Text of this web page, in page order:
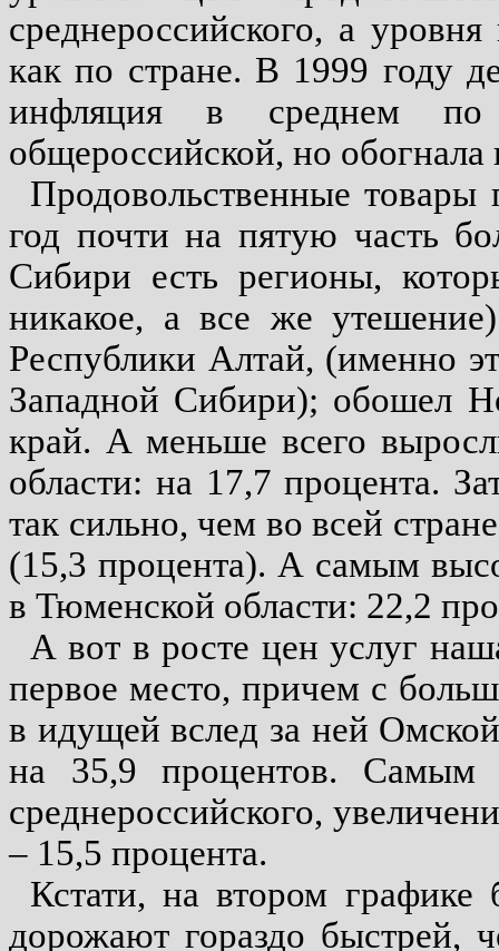
среднероссийского, а
как по стране. В 1999 году
инфляция в среднем по
общероссийской, но
Продовольственные
год почти на пятую часть
Сибири есть регионы,
никакое, а все же
Республики Алтай, (именно
Западной Сибири); обошел
край. А меньше всего
области: на 17,7 процента.
так сильно, чем во всей
(15,3 процента). А самым
в Тюменской области: 22,2
А вот в росте цен услуг
первое место, причем с
в идущей вслед за ней
на 35,9 процентов.
среднероссийского,
– 15,5 процента.
Кстати, на втором графике
дорожают гораздо быстрей,